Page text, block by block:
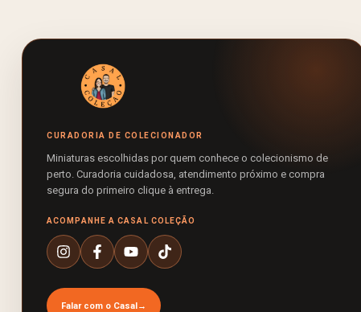
CURADORIA DE COLECIONADOR
Miniaturas escolhidas por quem conhece o colecionismo de
perto. Curadoria cuidadosa, atendimento próximo e compra
segura do primeiro clique à entrega.
ACOMPANHE A CASAL COLEÇÃO
Falar com o Casal→